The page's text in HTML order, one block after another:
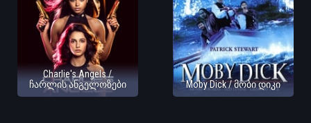
Charlie's Angels /
ჩარლის ანგელოზები
Moby Dick / მობი დიკი